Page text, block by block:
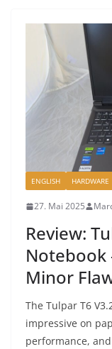
ENGLISH HARDWARE
27. Mai 2025
Review:
Notebook
Minor
The Tulpar T6
impressive on
performance,